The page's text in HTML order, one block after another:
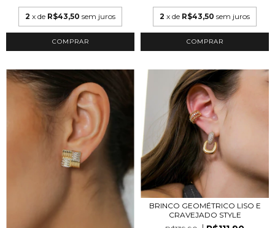
2 x de R$43,50 sem juros
COMPRAR
2 x de R$43,50 sem juros
COMPRAR
BRINCO GEOMÉTRICO LISO E
CRAVEJADO STYLE